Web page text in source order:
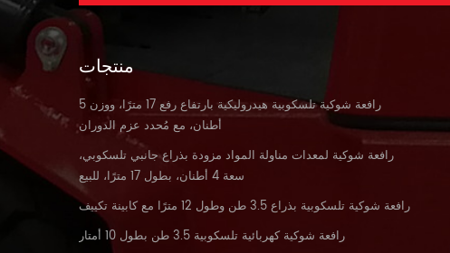
منتجات
رافعة شوكية تلسكوبية هيدروليكية بارتفاع رفع 17 مترًا، ووزن 5
أطنان، مع مُحدد عزم الدوران
رافعة شوكية لمعدات مناولة المواد مزودة بذراع جانبي تلسكوبي،
سعة 4 أطنان، بطول 17 مترًا، للبيع
رافعة شوكية تلسكوبية بذراع 3.5 طن وطول 12 مترًا مع كابينة تكييف
رافعة شوكية كهربائية تلسكوبية 3.5 طن بطول 10 أمتار